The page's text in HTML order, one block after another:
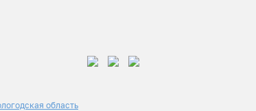
область